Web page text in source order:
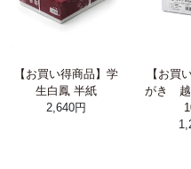
【お買い得商品】学
生白鳳 半紙
2,640円
【お買
がき